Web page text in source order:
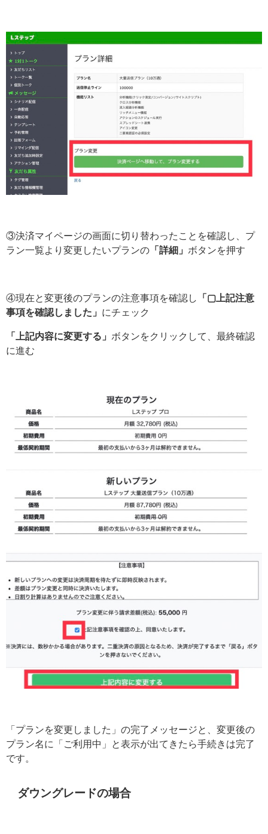
③決済マイページの画面に切り替わったことを確認し、プ
ラン一覧より変更したいプランの 「詳細」 ボタンを押す
④現在と変更後のプランの注意事項を確認し
「▢上記注意
事項を確認しました」 にチェック
「上記内容に変更する」 ボタンをクリックして、最終確認
に進む
「プランを変更しました」の完了メッセージと、変更後の
プラン名に「ご利用中」と表示が出てきたら手続きは完了
です。
ダウングレードの場合